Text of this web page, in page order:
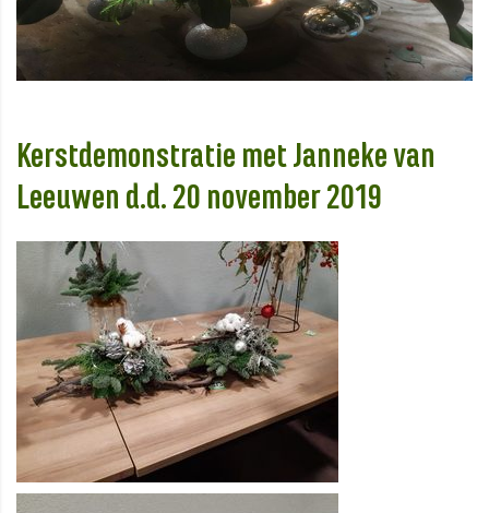
Kerstdemonstratie met Janneke van
Leeuwen d.d. 20 november 2019